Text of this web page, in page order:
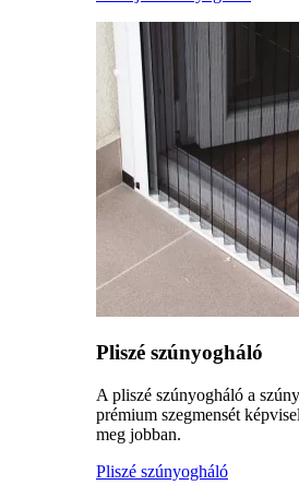
Pliszé szúnyogháló
A pliszé szúnyogháló a
prémium szegmensét
meg jobban.
Pliszé szúnyogháló